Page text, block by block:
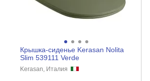
Крышка-сиденье Kerasan Nolita
Slim 539111 Verde
Kerasan, Италия